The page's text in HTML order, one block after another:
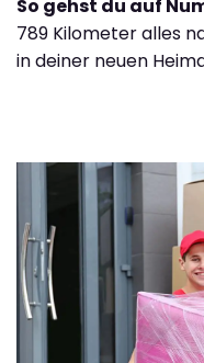
So gehst du auf
789 Kilometer alles
in deiner neuen